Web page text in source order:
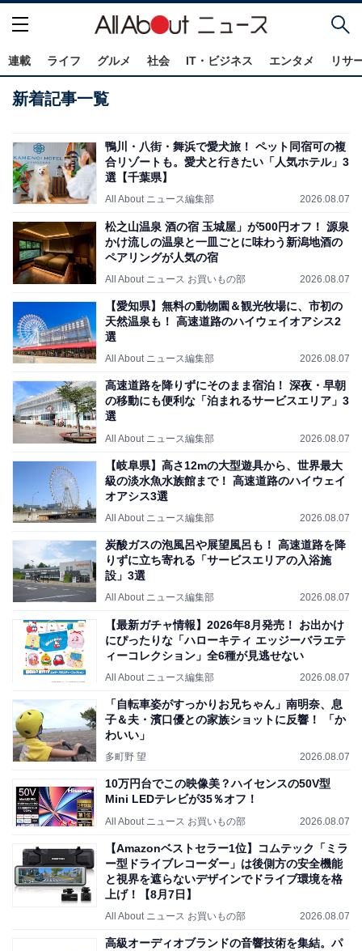
連載 ライフ グルメ 社会 IT・ビジネス エンタメ リサ
新着記事一覧
鴨川・八街・舞浜で愛犬旅！ ペット同宿可の複
合リゾートも。愛犬と行きたい「人気ホテル」3
選【千葉県】
All About ニュース編集部 2026.08.07
松之山温泉 酒の宿 玉城屋」が500円オフ！ 源泉
かけ流しの温泉と一皿ごとに味わう新潟地酒の
ペアリングが人気の宿
All About ニュース お買いもの部 2026.08.07
【愛知県】無料の動物園＆観光牧場に、市初の
天然温泉も！ 高速道路のハイウェイオアシス2
選
All About ニュース編集部 2026.08.07
高速道路を降りずにそのまま宿泊！ 深夜・早朝
の移動にも便利な「泊まれるサービスエリア」3
選
All About ニュース編集部 2026.08.07
【岐阜県】高さ12mの大型遊具から、世界最大
級の淡水魚水族館まで！ 高速道路のハイウェイ
オアシス3選
All About ニュース編集部 2026.08.07
炭酸ガスの泡風呂や展望風呂も！ 高速道路を降
りずに立ち寄れる「サービスエリアの入浴施
設」3選
All About ニュース編集部 2026.08.07
【最新ガチャ情報】2026年8月発売！ お出かけ
にぴったりな「ハローキティ エッジーバラエテ
ィーコレクション」全6種が見逃せない
All About ニュース編集部 2026.08.07
「自転車姿がすっかりお兄ちゃん」南明奈、息
子＆夫・濱口優との家族ショットに反響！ 「か
わいい」
多町野 望 2026.08.07
10万円台でこの映像美？ハイセンスの50V型
Mini LEDテレビが35％オフ！
All About ニュース お買いもの部 2026.08.07
【Amazonベストセラー1位】コムテック「ミラ
ー型ドライブレコーダー」は後側方の安全機能
と視界を遮らないデザインでドライブ環境を格
上げ！【8月7日】
All About ニュース お買いもの部 2026.08.07
高級オーディオブランドの音響技術を集結。パ